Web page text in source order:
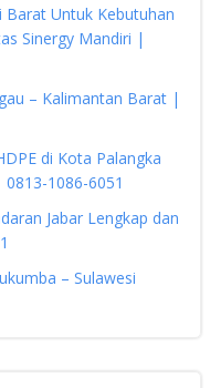
Barat Untuk Kebutuhan
Sinergy Mandiri |
– Kalimantan Barat |
di Kota Palangka
1086-6051
Jabar Lengkap dan
– Sulawesi